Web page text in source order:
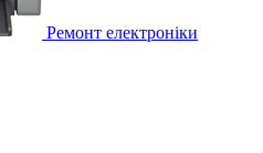
Ремонт електроніки